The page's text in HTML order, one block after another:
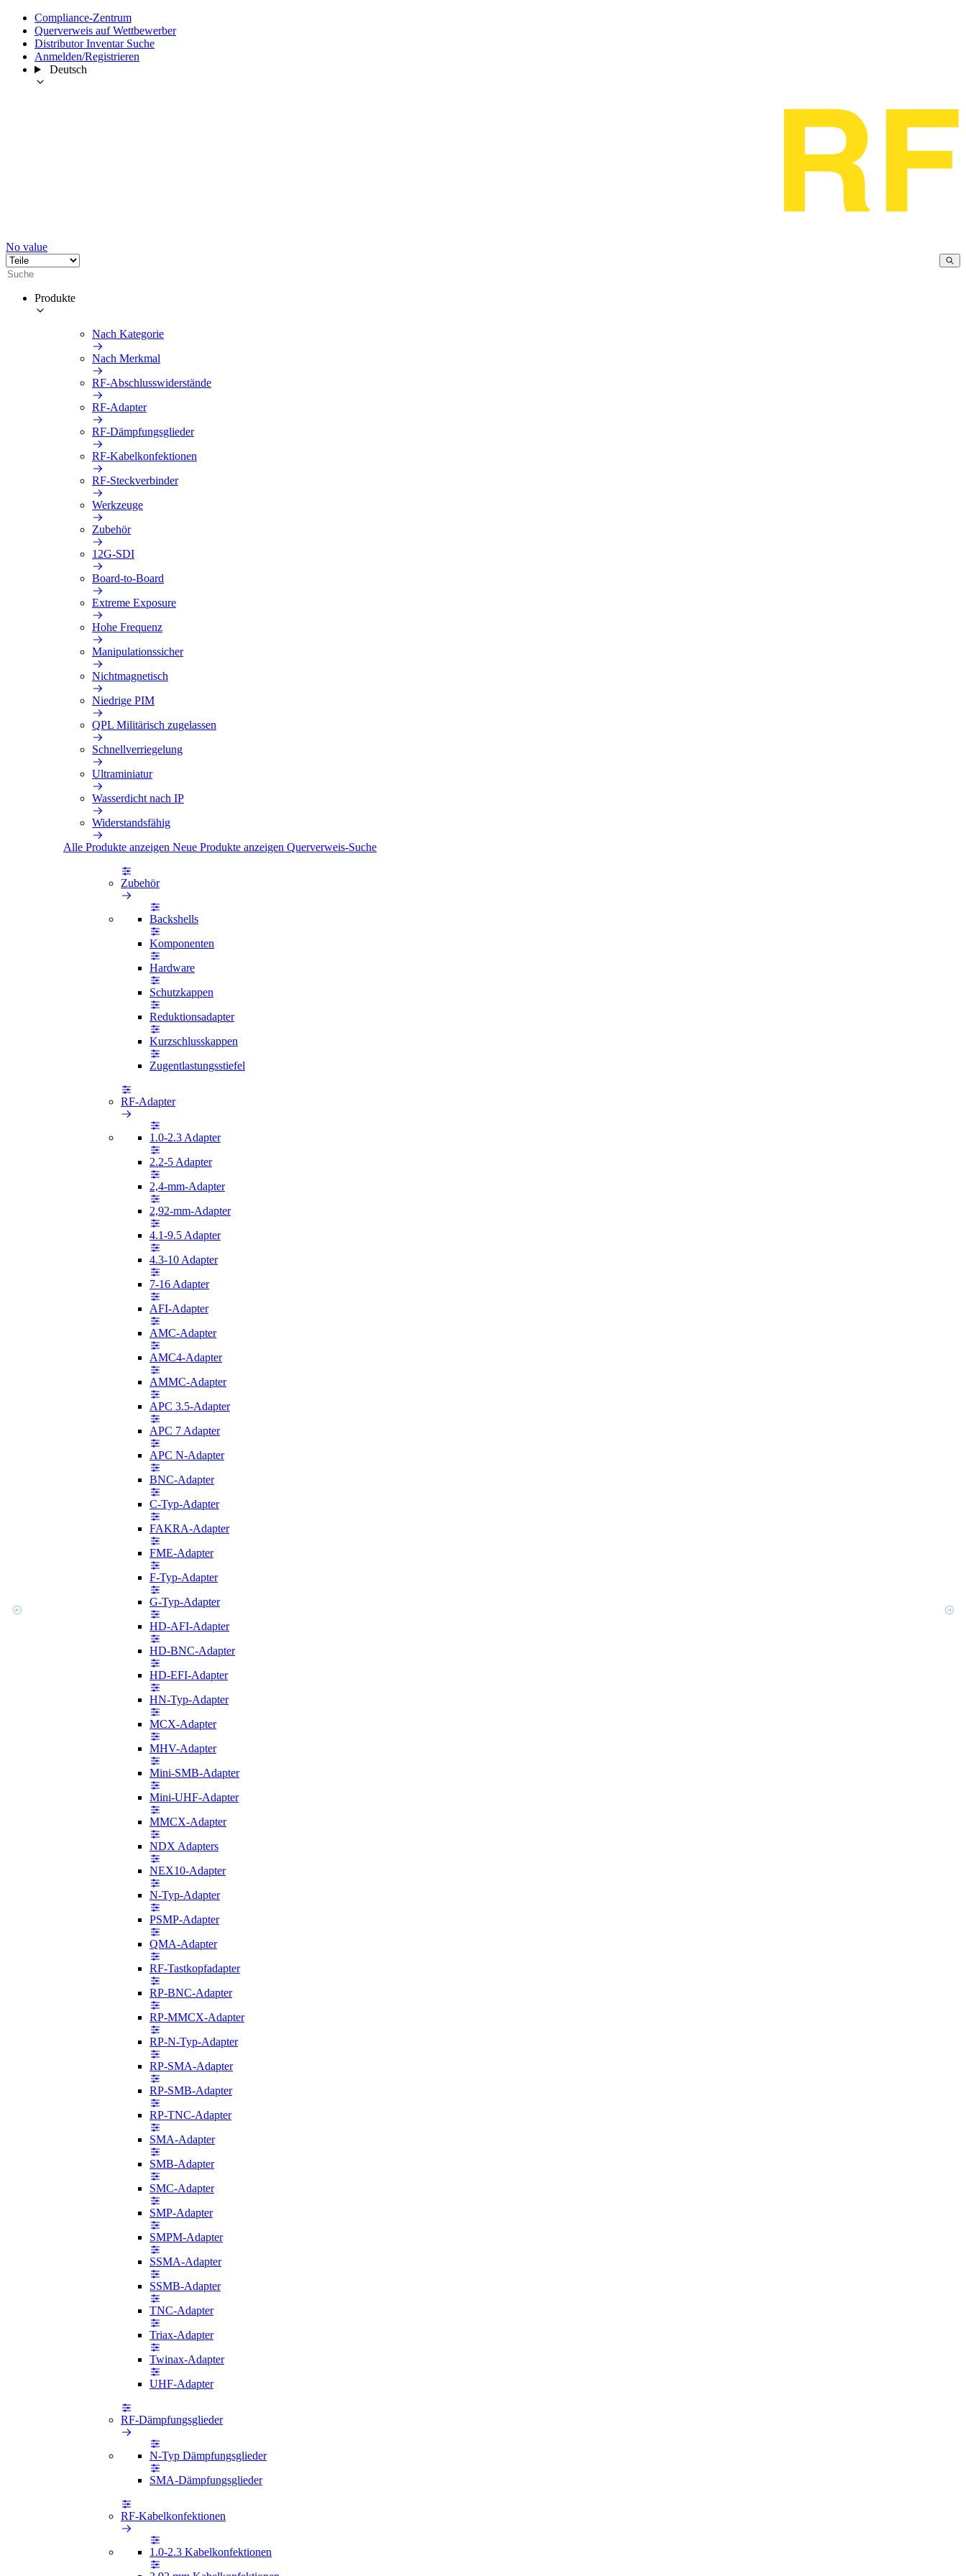
Compliance-Zentrum
Querverweis auf Wettbewerber
Distributor Inventar Suche
Anmelden/Registrieren
Deutsch
No value
Produkte
Nach Kategorie
Nach Merkmal
RF-Abschlusswiderstände
RF-Adapter
RF-Dämpfungsglieder
RF-Kabelkonfektionen
RF-Steckverbinder
Werkzeuge
Zubehör
12G-SDI
Board-to-Board
Extreme Exposure
Hohe Frequenz
Manipulationssicher
Nichtmagnetisch
Niedrige PIM
QPL Militärisch zugelassen
Schnellverriegelung
Ultraminiatur
Wasserdicht nach IP
Widerstandsfähig
Alle Produkte anzeigen Neue Produkte anzeigen Querverweis-Suche
Zubehör
Backshells
Komponenten
Hardware
Schutzkappen
Reduktionsadapter
Kurzschlusskappen
Zugentlastungsstiefel
RF-Adapter
1.0-2.3 Adapter
2.2-5 Adapter
2,4-mm-Adapter
2,92-mm-Adapter
4.1-9.5 Adapter
4.3-10 Adapter
7-16 Adapter
AFI-Adapter
AMC-Adapter
AMC4-Adapter
AMMC-Adapter
APC 3.5-Adapter
APC 7 Adapter
APC N-Adapter
BNC-Adapter
C-Typ-Adapter
FAKRA-Adapter
FME-Adapter
F-Typ-Adapter
G-Typ-Adapter
HD-AFI-Adapter
HD-BNC-Adapter
HD-EFI-Adapter
HN-Typ-Adapter
MCX-Adapter
MHV-Adapter
Mini-SMB-Adapter
Mini-UHF-Adapter
MMCX-Adapter
NDX Adapters
NEX10-Adapter
N-Typ-Adapter
PSMP-Adapter
QMA-Adapter
RF-Tastkopfadapter
RP-BNC-Adapter
RP-MMCX-Adapter
RP-N-Typ-Adapter
RP-SMA-Adapter
RP-SMB-Adapter
RP-TNC-Adapter
SMA-Adapter
SMB-Adapter
SMC-Adapter
SMP-Adapter
SMPM-Adapter
SSMA-Adapter
SSMB-Adapter
TNC-Adapter
Triax-Adapter
Twinax-Adapter
UHF-Adapter
RF-Dämpfungsglieder
N-Typ Dämpfungsglieder
SMA-Dämpfungsglieder
RF-Kabelkonfektionen
1.0-2.3 Kabelkonfektionen